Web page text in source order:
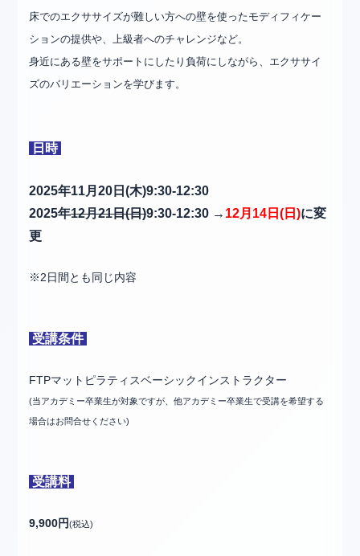
床でのエクササイズが難しい方への壁を使ったモディフィケー
ションの提供や、上級者へのチャレンジなど。
身近にある壁をサポートにしたり負荷にしながら、エクササイ
ズのバリエーションを学びます。
日時
2025年11月20日(木)9:30-12:30
2025年12月21日(日)9:30-12:30 → 12月14日(日)に変
更
※2日間とも同じ内容
受講条件
FTPマットピラティスベーシックインストラクター
(当アカデミー卒業生が対象ですが、他アカデミー卒業生で受講を希望する
場合はお問合せください)
受講料
9,900円(税込)